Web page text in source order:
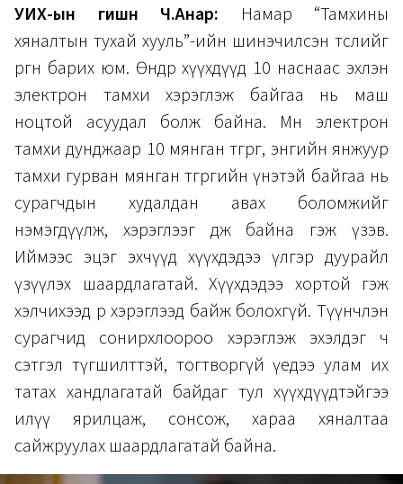
УИХ-ын гишүүн Ч.Анар: Намар “Тамхины
хяналтын тухай хууль”-ийн шинэчилсэн төслийг
өргөн барих юм. Өнөөдөр хүүхдүүд 10 наснаас эхлэн
электрон тамхи хэрэглэж байгаа нь маш
ноцтой асуудал болж байна. Мөн электрон
тамхи дунджаар 10 мянган төгрөг, энгийн янжуур
тамхи гурван мянган төгрөгийн үнэтэй байгаа нь
сурагчдын худалдан авах боломжийг
нэмэгдүүлж, хэрэглээг өдөөж байна гэж үзэв.
Иймээс эцэг эхчүүд хүүхдэдээ үлгэр дуурайл
үзүүлэх шаардлагатай. Хүүхдэдээ хортой гэж
хэлчихээд өөрөө хэрэглээд байж болохгүй. Түүнчлэн
сурагчид сонирхлоороо хэрэглэж эхэлдэг ч
сэтгэл түгшилттэй, тогтворгүй үедээ улам их
татах хандлагатай байдаг тул хүүхдүүдтэйгээ
илүү ярилцаж, сонсож, хараа хяналтаа
сайжруулах шаардлагатай байна.